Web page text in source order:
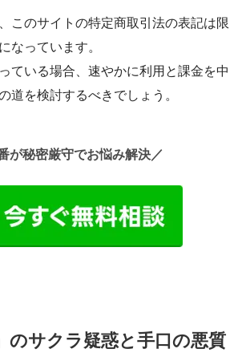
このサイトの特定商取引法の表記は限
なっています。
ている場合、速やかに利用と課金を中
道を検討するべきでしょう。
が秘密厳守でお悩み解決／
のサクラ疑惑と手口の悪質